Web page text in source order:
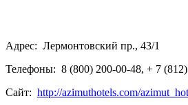
Адрес: Лермонтовский пр., 43/1
Телефоны: 8 (800) 200-00-48, + 7
Сайт: http://azimuthotels.com/